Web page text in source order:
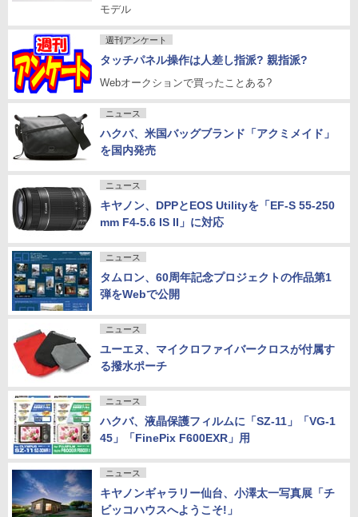
モデル
週刊アンケート
タッチパネル操作は人差し指派? 親指派?
Webオークションで買ったことある?
ニュース
ハクバ、米国バッグブランド「アクミメイド」
を国内発売
ニュース
キヤノン、DPPとEOS Utilityを「EF-S 55-250
mm F4-5.6 IS II」に対応
ニュース
タムロン、60周年記念プロジェクトの作品第1
弾をWebで公開
ニュース
ユーエヌ、マイクロファイバークロスが付属す
る撥水ポーチ
ニュース
ハクバ、液晶保護フィルムに「SZ-11」「VG-1
45」「FinePix F600EXR」用
ニュース
キヤノンギャラリー仙台、小澤太一写真展「チ
ビッコハウスへようこそ!」